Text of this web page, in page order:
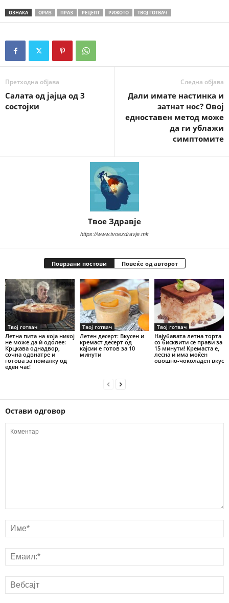
ОЗНАКА ОРИЗ ПРАЗ РЕЦЕПТ РИЖОТО ТВОЈ ГОТВАЧ
Претходна објава
Салата од јајца од 3
состојки
Следна објава
Дали имате настинка и
затнат нос? Овој
едноставен метод може
да ги ублажи
симптомите
Твое Здравје
https://www.tvoezdravje.mk
Поврзани постови Повеќе од авторот
Твој готвач
Летна пита на која никој
не може да ѝ одолее:
Крцкава однадвор,
сочна одвнатре и
готова за помалку од
еден час!
Твој готвач
Летен десерт: Вкусен и
кремаст десерт од
кајсии е готов за 10
минути
Твој готвач
Најубавата летна торта
со бисквити се прави за
15 минути! Кремаста е,
лесна и има моќен
овошно-чоколаден вкус
Остави одговор